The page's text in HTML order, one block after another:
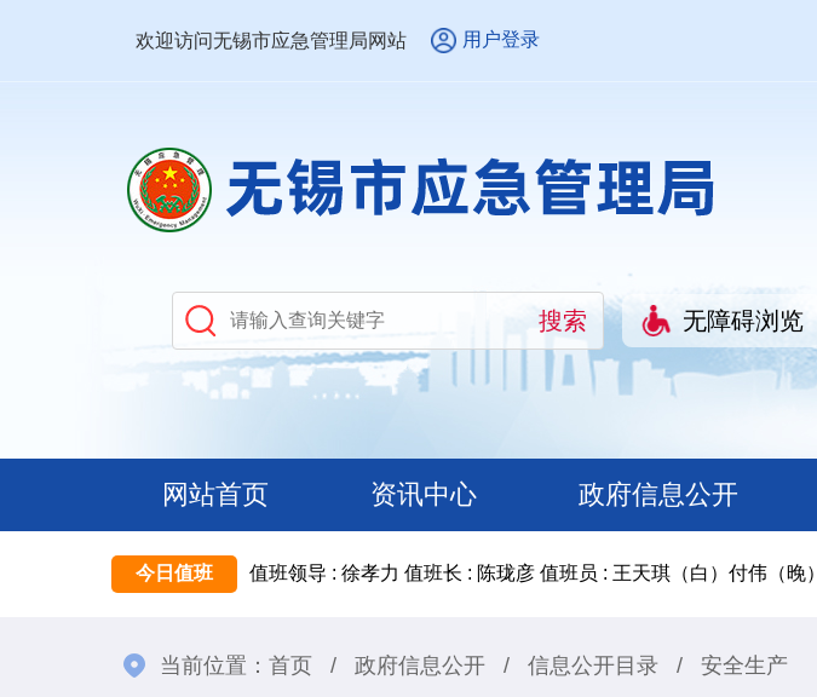
欢迎访问无锡市应急管理局网站 用户登录
无障碍浏览
网站首页 资讯中心 政府信息公开
今日值班 值班领导 : 徐孝力 值班长 : 陈珑彦 值班员 : 王天琪（白）付伟（晚）
当前位置： 首页 / 政府信息公开 / 信息公开目录 / 安全生产